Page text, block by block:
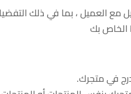
العميل ، بما في ذلك